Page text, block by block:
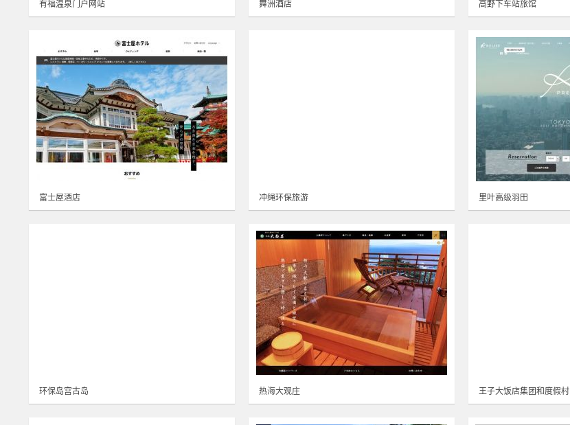
有福温泉门户网站 舞洲酒店 高野下车站旅馆
富士屋酒店 冲绳环保旅游 里叶高级羽田
环保岛宫古岛 热海大观庄 王子大饭店集团和度假村